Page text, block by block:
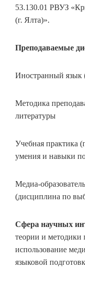
53.130.01 РВУЗ
(г. Ялта)».
Преподаваемые
Иностранный язык
Методика
литературы
Учебная практика
умения и навыки
Медиа-
(дисциплина по
Сфера научных
теории и методики
использование
языковой